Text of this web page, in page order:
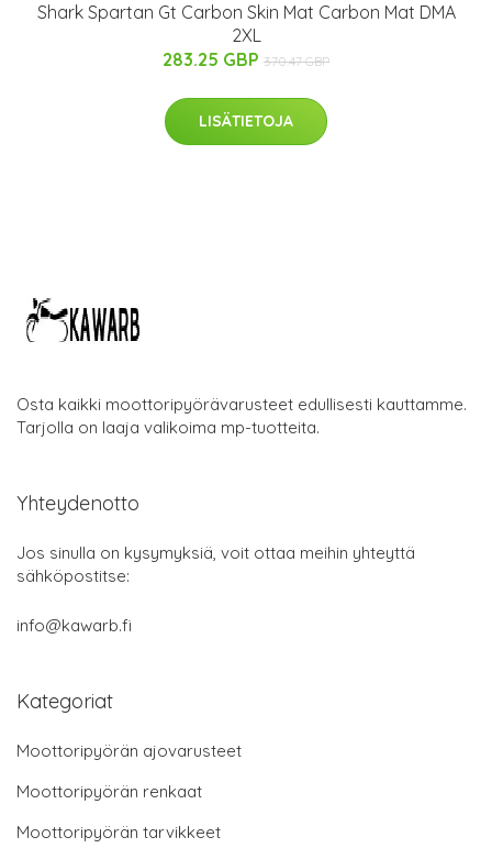
Shark Spartan Gt Carbon Skin Mat Carbon Mat DMA
2XL
283.25 GBP 370.47 GBP
LISÄTIETOJA
Osta kaikki moottoripyörävarusteet edullisesti kauttamme.
Tarjolla on laaja valikoima mp-tuotteita.
Yhteydenotto
Jos sinulla on kysymyksiä, voit ottaa meihin yhteyttä
sähköpostitse:
info@kawarb.fi
Kategoriat
Moottoripyörän ajovarusteet
Moottoripyörän renkaat
Moottoripyörän tarvikkeet